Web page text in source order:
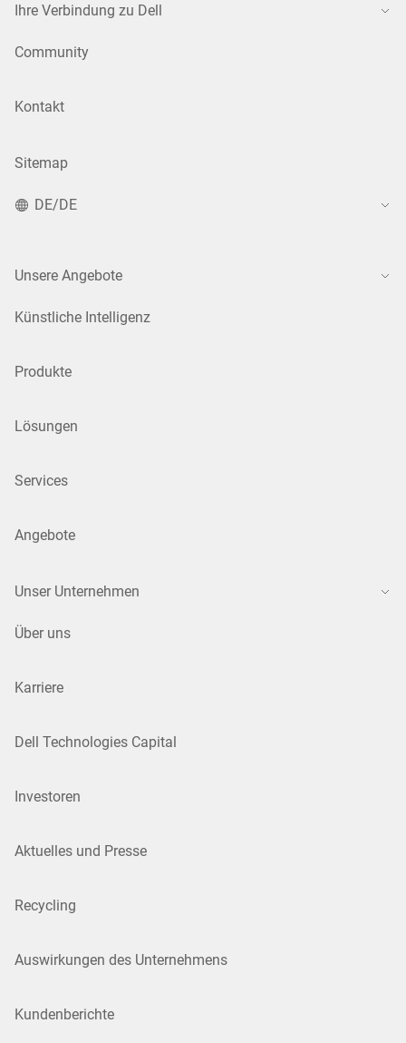
Ihre Verbindung zu Dell
Community
Kontakt
Sitemap
DE/DE
Unsere Angebote
Künstliche Intelligenz
Produkte
Lösungen
Services
Angebote
Unser Unternehmen
Über uns
Karriere
Dell Technologies Capital
Investoren
Aktuelles und Presse
Recycling
Auswirkungen des Unternehmens
Kundenberichte